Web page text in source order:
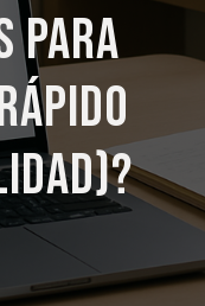
para